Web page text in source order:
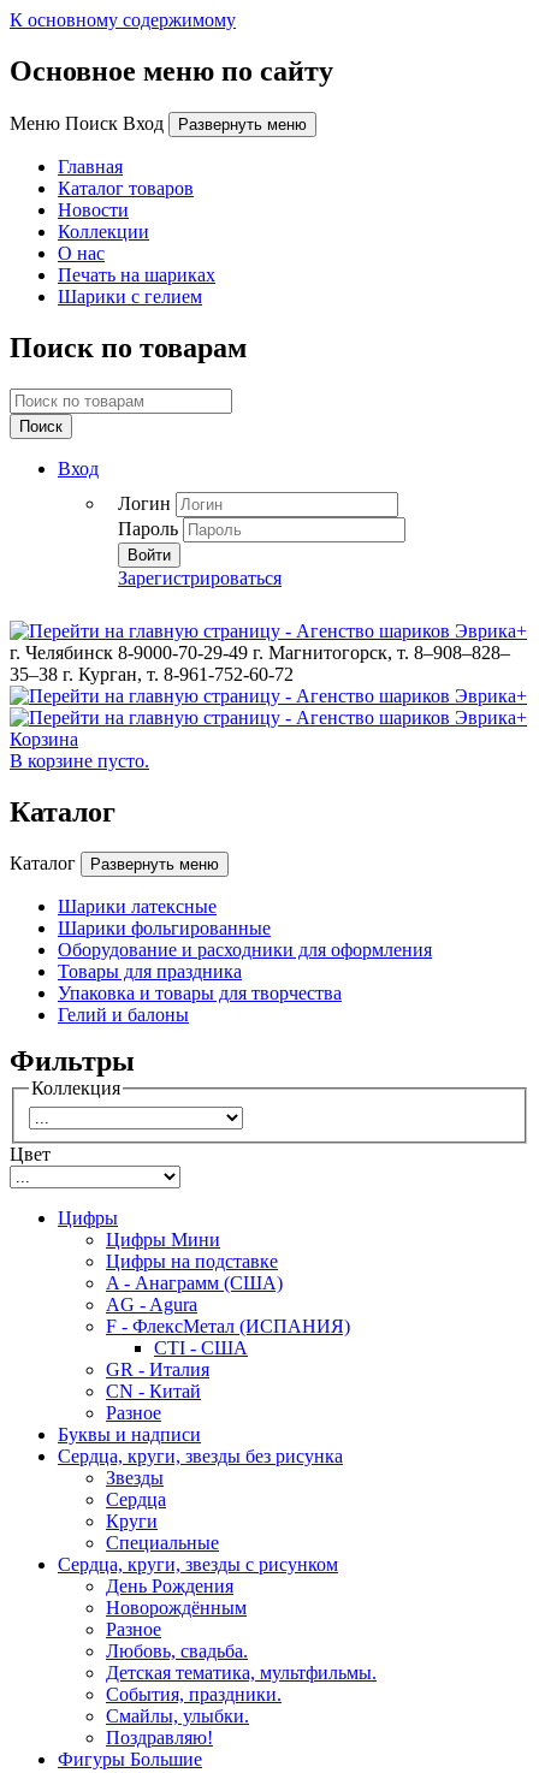
К основному содержимому
Основное меню по сайту
Меню Поиск Вход Развернуть меню
Главная
Каталог товаров
Новости
Коллекции
О нас
Печать на шариках
Шарики с гелием
Поиск по товарам
Поиск
Вход
Логин
Пароль
Войти
Зарегистрироваться
г. Челябинск 8-9000-70-29-49 г. Магнитогорск, т. 8–908–828–
35–38 г. Курган, т. 8-961-752-60-72
Корзина
В корзине пусто.
Каталог
Каталог Развернуть меню
Шарики латексные
Шарики фольгированные
Оборудование и расходники для оформления
Товары для праздника
Упаковка и товары для творчества
Гелий и балоны
Фильтры
Коллекция
Цвет
Цифры
Цифры Мини
Цифры на подставке
A - Анаграмм (США)
AG - Agura
F - ФлексМетал (ИСПАНИЯ)
CTI - США
GR - Италия
CN - Китай
Разное
Буквы и надписи
Сердца, круги, звезды без рисунка
Звезды
Сердца
Круги
Специальные
Сердца, круги, звезды с рисунком
День Рождения
Новорождённым
Разное
Любовь, свадьба.
Детская тематика, мультфильмы.
События, праздники.
Смайлы, улыбки.
Поздравляю!
Фигуры Большие